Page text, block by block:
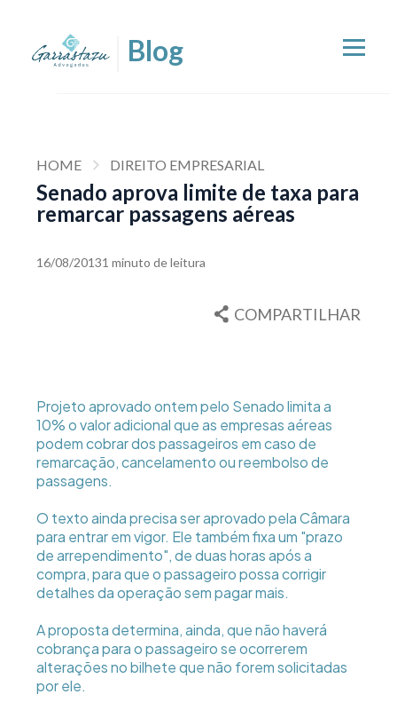
HOME DIREITO EMPRESARIAL
Senado aprova limite de taxa para
remarcar passagens aéreas
16/08/20131 minuto de leitura
COMPARTILHAR
Projeto aprovado ontem pelo Senado limita a
10% o valor adicional que as empresas aéreas
podem cobrar dos passageiros em caso de
remarcação, cancelamento ou reembolso de
passagens.
O texto ainda precisa ser aprovado pela Câmara
para entrar em vigor. Ele também fixa um "prazo
de arrependimento", de duas horas após a
compra, para que o passageiro possa corrigir
detalhes da operação sem pagar mais.
A proposta determina, ainda, que não haverá
cobrança para o passageiro se ocorrerem
alterações no bilhete que não forem solicitadas
por ele.